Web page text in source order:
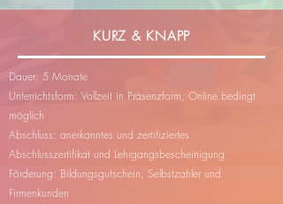
KURZ & KNAPP
Dauer: 5 Monate
Unterrichtsform: Vollzeit in Präsenzform, Online bedingt
möglich
Abschluss: anerkanntes und zertifiziertes
Abschlusszertifikat und Lehrgangsbescheinigung
Förderung: Bildungsgutschein, Selbstzahler und
Firmenkunden